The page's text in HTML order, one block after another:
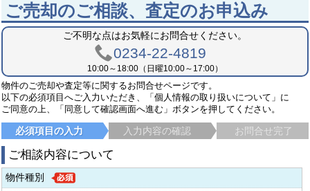
ご売却のご相談、査定のお申込み
ご不明な点はお気軽にお問合せください。
0234-22-4819
10:00～18:00（日曜10:00～17:00）
物件のご売却や査定等に関するお問合せページです。
以下の必須項目へご入力いただき、「個人情報の取り扱いについて」に
ご同意の上、「同意して確認画面へ進む」ボタンを押してください。
必須項目の入力 入力内容の確認 お問合せ完了
ご相談内容について
物件種別